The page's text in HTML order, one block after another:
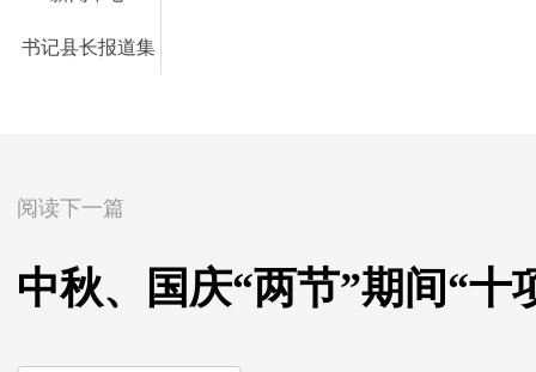
书记县长报道集
阅读下一篇
中秋、国庆“两节”期间“十